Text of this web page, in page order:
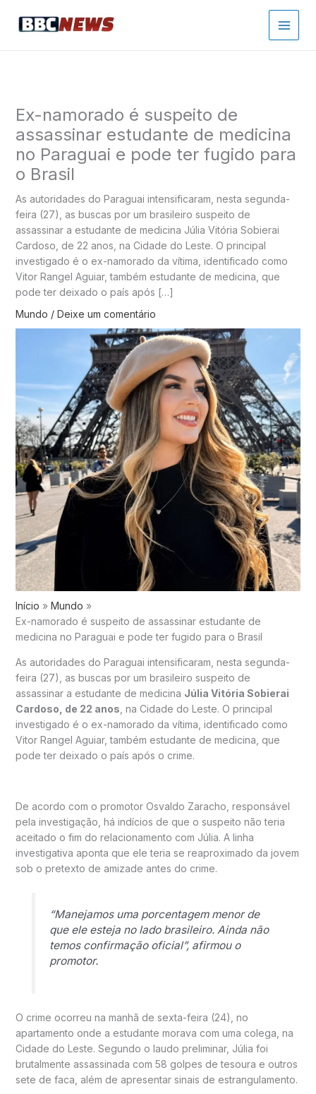
para
Ex-namorado é suspeito de
assassinar estudante de medicina
no Paraguai e pode ter fugido para
o Brasil
As autoridades do Paraguai intensificaram, nesta segunda-
feira (27), as buscas por um brasileiro suspeito de
assassinar a estudante de medicina Júlia Vitória Sobierai
Cardoso, de 22 anos, na Cidade do Leste. O principal
investigado é o ex-namorado da vítima, identificado como
Vitor Rangel Aguiar, também estudante de medicina, que
pode ter deixado o país após […]
Mundo / Deixe um comentário
Início
Mundo
Ex-namorado é suspeito de assassinar estudante de
medicina no Paraguai e pode ter fugido para o Brasil
As autoridades do Paraguai intensificaram, nesta segunda-
feira (27), as buscas por um brasileiro suspeito de
assassinar a estudante de medicina Júlia Vitória Sobierai
Cardoso, de 22 anos , na Cidade do Leste. O principal
investigado é o ex-namorado da vítima, identificado como
Vitor Rangel Aguiar, também estudante de medicina, que
pode ter deixado o país após o crime.
De acordo com o promotor Osvaldo Zaracho , responsável
pela investigação, há indícios de que o suspeito não teria
aceitado o fim do relacionamento com Júlia. A linha
investigativa aponta que ele teria se reaproximado da jovem
sob o pretexto de amizade antes do crime.
“Manejamos uma porcentagem menor de
que ele esteja no lado brasileiro. Ainda não
temos confirmação oficial”, afirmou o
promotor.
O crime ocorreu na manhã de sexta-feira (24), no
apartamento onde a estudante morava com uma colega, na
Cidade do Leste. Segundo o laudo preliminar, Júlia foi
brutalmente assassinada com 58 golpes de tesoura e outros
sete de faca, além de apresentar sinais de estrangulamento.